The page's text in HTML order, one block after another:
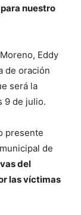
nuestro
Eddy
de oración
será la
9 de julio.
presente
de
del
las víctimas